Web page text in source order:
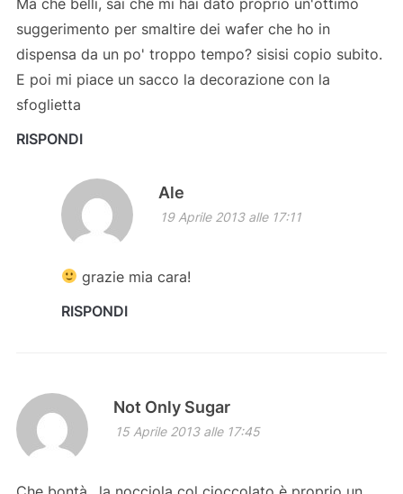
suggerimento per smaltire dei wafer che ho in
dispensa da un po' troppo tempo? sisisi copio subito.
E poi mi piace un sacco la decorazione con la
sfoglietta
RISPONDI
Ale
19 Aprile 2013 alle 17:11
grazie mia cara!
RISPONDI
Not Only Sugar
15 Aprile 2013 alle 17:45